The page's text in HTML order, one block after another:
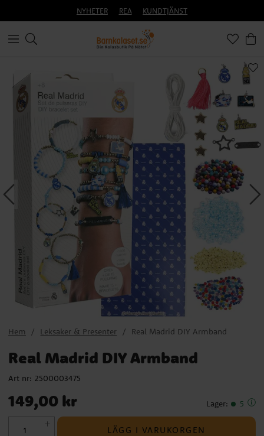
NYHETER REA KUNDTJÄNST
Hem Leksaker & Presenter Real Madrid DIY Armband
Real Madrid DIY Armband
Art nr: 2500003475
Pris :149,00 kr
149,00 kr Lager: 5
LÄGG I VARUKORGEN